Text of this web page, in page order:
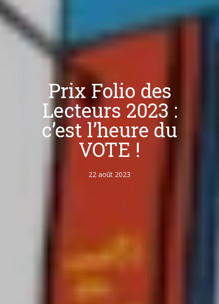
Prix Folio des
Lecteurs 2023 :
c’est l’heure du
VOTE !
22 août 2023